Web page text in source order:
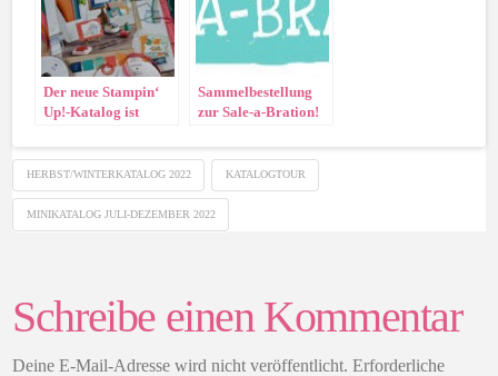
Der neue Stampin‘
Up!-Katalog ist
Sammelbestellung
zur Sale-a-Bration!
HERBST/WINTERKATALOG 2022 KATALOGTOUR
MINIKATALOG JULI-DEZEMBER 2022
Schreibe einen Kommentar
Deine E-Mail-Adresse wird nicht veröffentlicht. Erforderliche